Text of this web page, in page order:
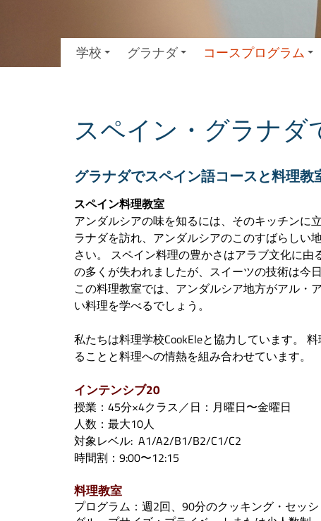
学校 グラナダ コースプログラム
スペイン・グラナダ
グラナダでスペイン語コースと料理教
スペイン料理教室
アンダルシアの味を知るには、そのキッチンに
ラナダを訪れ、アンダルシアのこのすばらしい
さい。 スペイン料理の豊かさはアラブ文化に
の多くが失われましたが、スイーツの技術は今
この料理教室では、アンダルシア地方がアル・
い料理を学べるでしょう。
私たちは料理学校CookEleと協力しています。
ることと料理への情熱を組み合わせています。
インテンシブ20
授業：45分×4クラス／日：月曜日〜金曜日
人数：最大10人
対象レベル: A1/A2/B1/B2/C1/C2
時間割：9:00〜12:15
料理教室
プログラム：週2回、90分のクッキング・セッ